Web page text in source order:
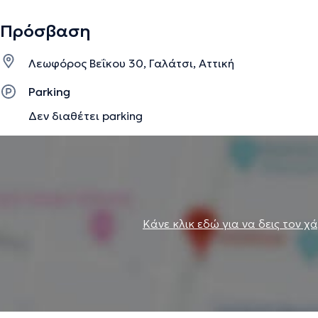
Πρόσβαση
Λεωφόρος Βεΐκου 30, Γαλάτσι, Αττική
Parking
Δεν διαθέτει parking
Κάνε κλικ εδώ για να δεις τον